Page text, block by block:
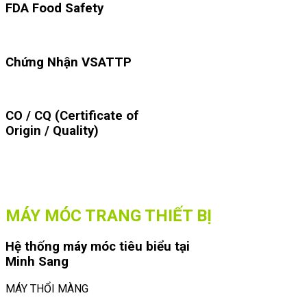
FDA Food Safety
Chứng Nhận VSATTP
CO / CQ (Certificate of
Origin / Quality)
MÁY MÓC TRANG THIẾT BỊ
Hệ thống máy móc tiêu biểu tại
Minh Sang
MÁY THỔI MÀNG